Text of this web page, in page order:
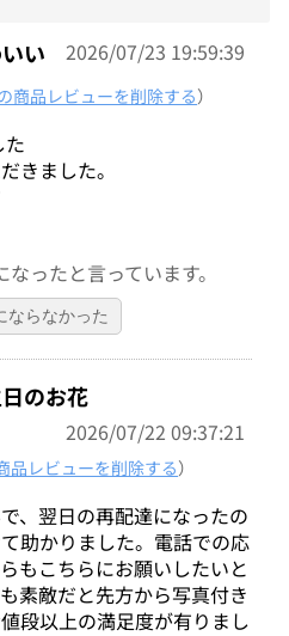
い
2026/07/23 19:59:39
商品レビューを削除する）
た
きました。
ったと言っています。
ならなかった
のお花
2026/07/22 09:37:21
品レビューを削除する）
、翌日の再配達になったの
助かりました。電話での応
もこちらにお願いしたいと
素敵だと先方から写真付き
段以上の満足度が有りまし